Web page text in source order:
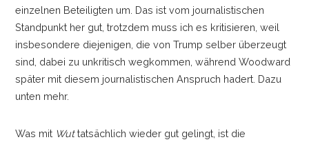
einzelnen Beteiligten um. Das ist vom journalistischen
Standpunkt her gut, trotzdem muss ich es kritisieren, weil
insbesondere diejenigen, die von Trump selber überzeugt
sind, dabei zu unkritisch wegkommen, während Woodward
später mit diesem journalistischen Anspruch hadert. Dazu
unten mehr.
Was mit Wuttatsächlich wieder gut gelingt, ist die